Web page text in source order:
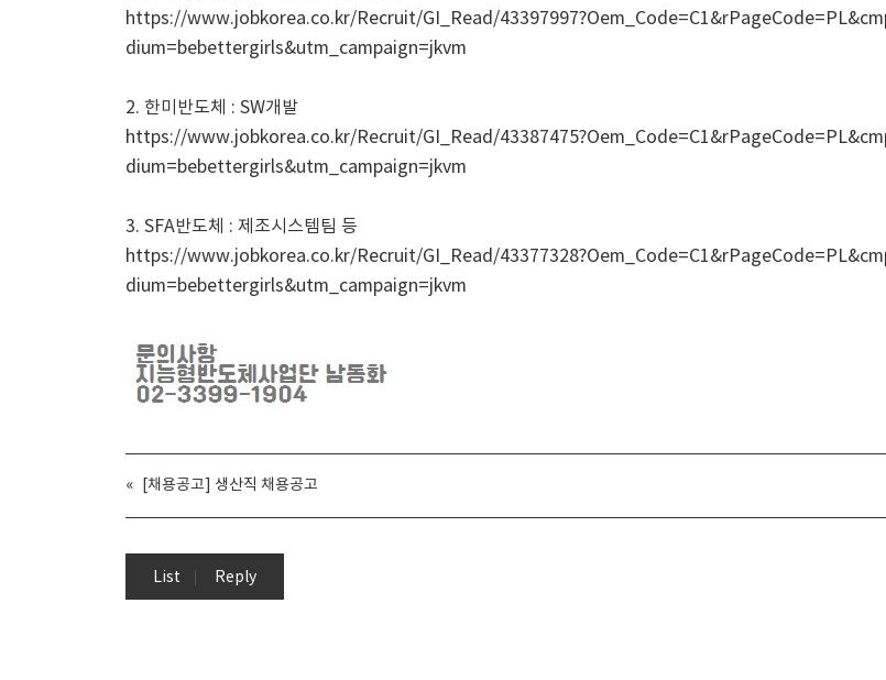
https://www.jobkorea.co.kr/Recruit/GI_Read/
dium=bebettergirls&utm_campaign=jkvm
2. 한미반도체 : SW개발
https://www.jobkorea.co.kr/Recruit/GI_Read/
dium=bebettergirls&utm_campaign=jkvm
3. SFA반도체 : 제조시스템팀 등
https://www.jobkorea.co.kr/Recruit/GI_Read/
dium=bebettergirls&utm_campaign=jkvm
« [채용공고] 생산직 채용공고
List Reply